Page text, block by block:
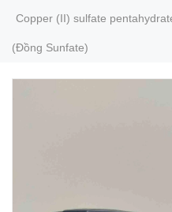
Copper (II) sulfate
(Đồng Sunfate)